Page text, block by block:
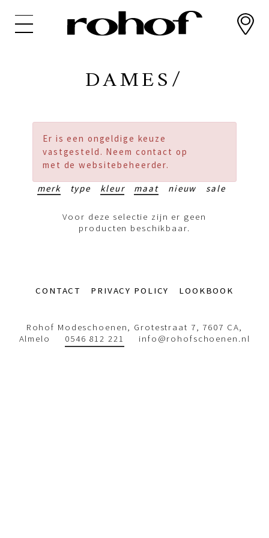
DAMES/
Er is een ongeldige keuze
vastgesteld. Neem contact op
met de websitebeheerder.
merk type kleur maat nieuw sale
Voor deze selectie zijn er geen
producten beschikbaar.
Footer-CONTACT PRIVACY POLICY LOOKBOOK
Rohof Modeschoenen, Grotestraat 7, 7607 CA,
Almelo 0546 812 221 info@rohofschoenen.nl